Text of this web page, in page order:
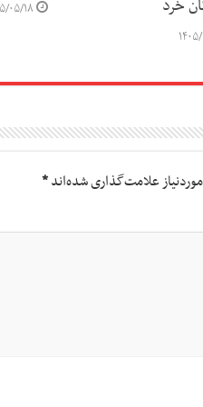
خرد
۱۸
۱۴۰۵/
علامت‌گذاری شده‌اند*